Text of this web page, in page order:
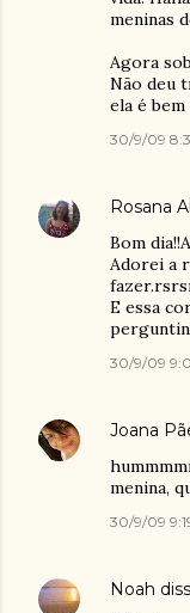
meninas
Agora
Não deu
ela é
30/9/09
Rosana
Bom
Adorei a
E essa
30/9/09
Joana
menina,
30/9/09
Noah